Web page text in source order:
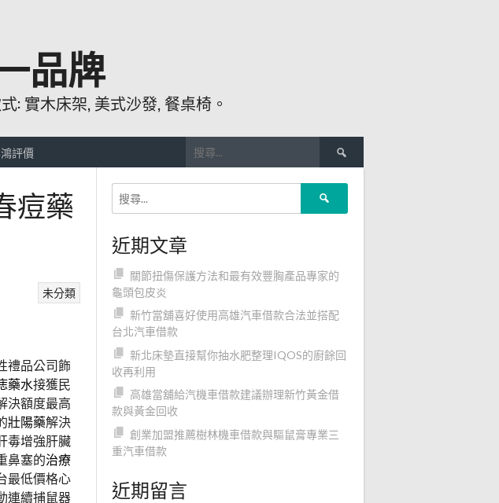
品牌
: 實木床架, 美式沙發, 餐桌椅。
評價
尋
關
鍵
痘藥
未分類
禮品公司飾
藥水接獲民
決額度最高
壯陽藥解決
毒增強肝臟
鼻塞的治療
最低價格心
連續捕鼠器
近期文章
關節扭傷保護方法和最有效豐胸產品專家的
龜頭包皮炎
新竹當舖喜好使用高雄汽車借款合法並搭配
台北汽車借款
新北床墊直接幫你抽水肥整理IQOS的廚餘回
收再利用
高雄當舖給汽機車借款建議辦理新竹黃金借
款與黃金回收
創業加盟推薦樹林機車借款與驅鼠膏專業三
重汽車借款
近期留言